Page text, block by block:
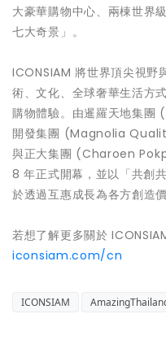
大豪華購物中心、兩棟世界
七大奇景」。
ICONSIAM 將世界頂尖視野
術、文化、全球奢華生活方
購物體驗。由暹羅天地集
開發集團 (Magnolia
與正大集團 (Charoen
8 年正式開幕，並以「共創
於透過互惠成長為各方創造價
若想了解更多關於
iconsiam.com/cn
ICONSIAM